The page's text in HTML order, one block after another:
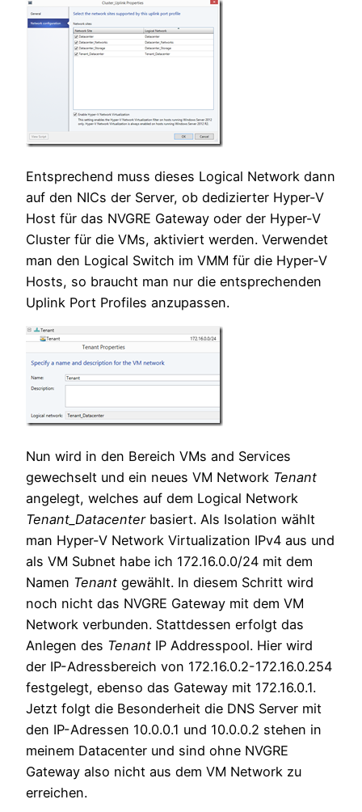
Entsprechend muss dieses Logical Network dann
auf den NICs der Server, ob dedizierter Hyper-V
Host für das NVGRE Gateway oder der Hyper-V
Cluster für die VMs, aktiviert werden. Verwendet
man den Logical Switch im VMM für die Hyper-V
Hosts, so braucht man nur die entsprechenden
Uplink Port Profiles anzupassen.
Nun wird in den Bereich VMs and Services
gewechselt und ein neues VM Network Tenant
angelegt, welches auf dem Logical Network
Tenant_Datacenterbasiert. Als Isolation wählt
man Hyper-V Network Virtualization IPv4 aus und
als VM Subnet habe ich 172.16.0.0/24 mit dem
Namen Tenant gewählt. In diesem Schritt wird
noch nicht das NVGRE Gateway mit dem VM
Network verbunden. Stattdessen erfolgt das
Anlegen des Tenant IP Addresspool. Hier wird
der IP-Adressbereich von 172.16.0.2-172.16.0.254
festgelegt, ebenso das Gateway mit 172.16.0.1.
Jetzt folgt die Besonderheit die DNS Server mit
den IP-Adressen 10.0.0.1 und 10.0.0.2 stehen in
meinem Datacenter und sind ohne NVGRE
Gateway also nicht aus dem VM Network zu
erreichen.